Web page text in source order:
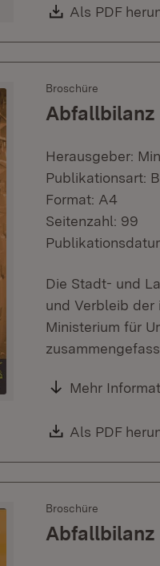
Download:
Als PDF
Broschüre
Abfallbilanz
Herausgeber:
Publikationsart:
Format: A4
Seitenzahl: 99
Die Stadt- und
und Verbleib der
Ministerium für
Mehr
Download:
Als PDF
Broschüre
Abfallbilanz